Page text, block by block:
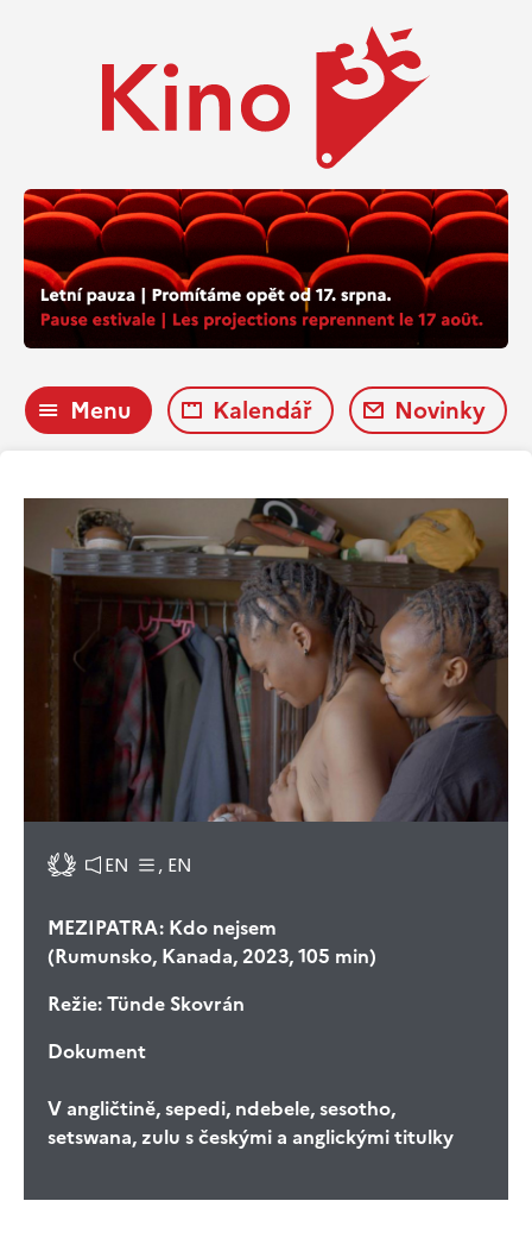
Menu Kalendář Novinky
EN , EN
MEZIPATRA: Kdo nejsem
(Rumunsko, Kanada, 2023, 105 min)
Režie:Tünde Skovrán
Dokument
V angličtině, sepedi, ndebele, sesotho,
setswana, zulu s českými a anglickými titulky